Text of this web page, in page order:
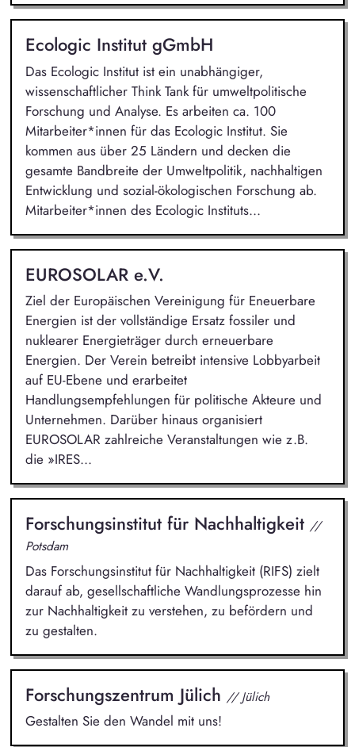
Ecologic Institut gGmbH
Das Ecologic Institut ist ein unabhängiger,
wissenschaftlicher Think Tank für umweltpolitische
Forschung und Analyse. Es arbeiten ca. 100
Mitarbeiter*innen für das Ecologic Institut. Sie
kommen aus über 25 Ländern und decken die
gesamte Bandbreite der Umweltpolitik, nachhaltigen
Entwicklung und sozial-ökologischen Forschung ab.
Mitarbeiter*innen des Ecologic Instituts...
EUROSOLAR e.V.
Ziel der Europäischen Vereinigung für Eneuerbare
Energien ist der vollständige Ersatz fossiler und
nuklearer Energieträger durch erneuerbare
Energien. Der Verein betreibt intensive Lobbyarbeit
auf EU-Ebene und erarbeitet
Handlungsempfehlungen für politische Akteure und
Unternehmen. Darüber hinaus organisiert
EUROSOLAR zahlreiche Veranstaltungen wie z.B.
die »IRES...
Forschungsinstitut für Nachhaltigkeit //
Potsdam
Das Forschungsinstitut für Nachhaltigkeit (RIFS) zielt
darauf ab, gesellschaftliche Wandlungsprozesse hin
zur Nachhaltigkeit zu verstehen, zu befördern und
zu gestalten.
Forschungszentrum Jülich // Jülich
Gestalten Sie den Wandel mit uns!